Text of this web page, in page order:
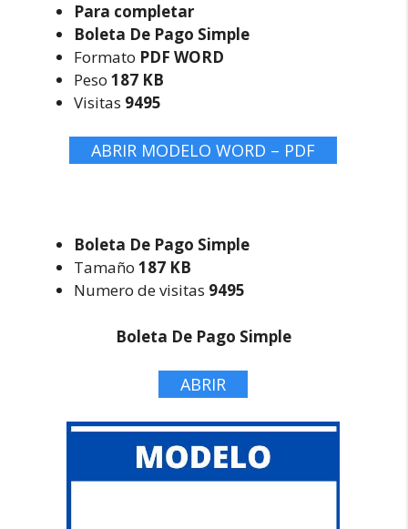
Para completar
Boleta De Pago Simple
Formato PDF WORD
Peso 187 KB
Visitas 9495
ABRIR MODELO WORD – PDF
Boleta De Pago Simple
Tamaño 187 KB
Numero de visitas 9495
Boleta De Pago Simple
ABRIR